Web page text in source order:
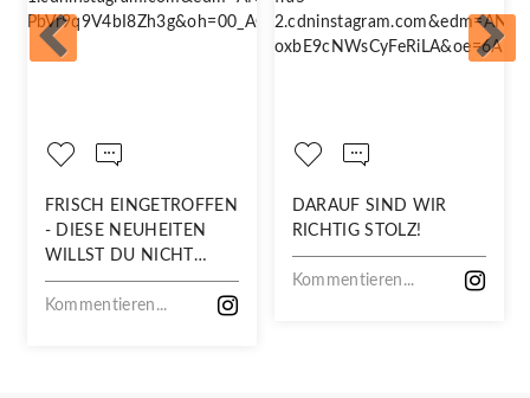
FRISCH EINGETROFFEN
- DIESE NEUHEITEN
WILLST DU NICHT
VERPASSEN!
Kommentieren...
DARAUF SIND WIR
RICHTIG STOLZ!
Kommentieren...